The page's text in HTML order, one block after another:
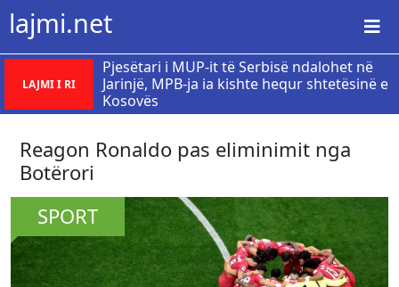
lajmi.net
LAJMI I RI
Pjesëtari i MUP-it të Serbisë ndalohet në
Jarinjë, MPB-ja ia kishte hequr shtetësinë e
Kosovës
​Reagon Ronaldo pas eliminimit nga
Botërori
SPORT